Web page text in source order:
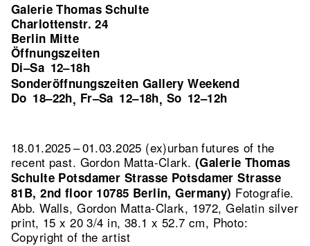
Galerie Thomas Schulte
Charlottenstr. 24
Berlin Mitte
Öffnungszeiten
Di–Sa 12–18h
Sonderöffnungszeiten Gallery Weekend
Do 18–22h, Fr–Sa 12–18h, So 12–12h
18.01.2025 – 01.03.2025 (ex)urban futures of the
recent past. Gordon Matta-Clark.(Galerie Thomas
Schulte Potsdamer Strasse Potsdamer Strasse
81B, 2nd floor 10785 Berlin, Germany) Fotografie.
Abb. Walls, Gordon Matta-Clark, 1972, Gelatin silver
print, 15 x 20 3/4 in, 38.1 x 52.7 cm, Photo:
Copyright of the artist